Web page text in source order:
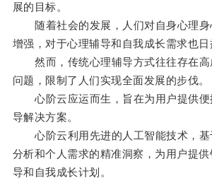
展的目标。
随着社会的发展，人们对自身心理身
增强，对于心理辅导和自我成长需求也日
然而，传统心理辅导方式往往存在高
问题，限制了人们实现全面发展的步伐。
心阶云应运而生，旨在为用户提供便
导解决方案。
心阶云利用先进的人工智能技术，基
分析和个人需求的精准洞察，为用户提
导和自我成长计划。